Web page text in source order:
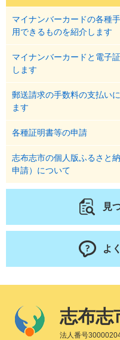
マイナンバーカードの各種
用できるものを紹介します
マイナンバーカードと電子
します
郵送請求の手数料の支払い
ます
各種証明書等の申請
志布志市の個人版ふるさと
申請）について
見
よ
志布志
法人番号